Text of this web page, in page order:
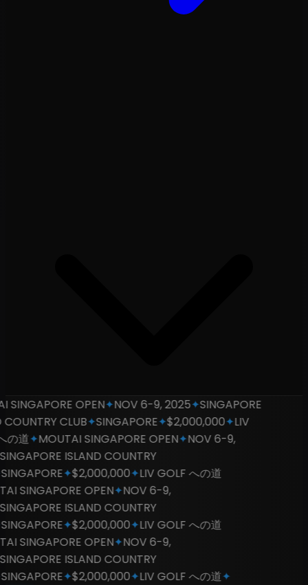
OPEN✦NOV 6-9, 2025✦SINGAPORE
CLUB✦SINGAPORE✦$2,000,000✦LIV
道✦MOUTAI SINGAPORE OPEN✦NOV 6-9,
ISLAND COUNTRY
✦$2,000,000✦LIV GOLF への道
SINGAPORE OPEN✦NOV 6-9,
ISLAND COUNTRY
✦$2,000,000✦LIV GOLF への道
SINGAPORE OPEN✦NOV 6-9,
ISLAND COUNTRY
✦$2,000,000✦LIV GOLF への道✦